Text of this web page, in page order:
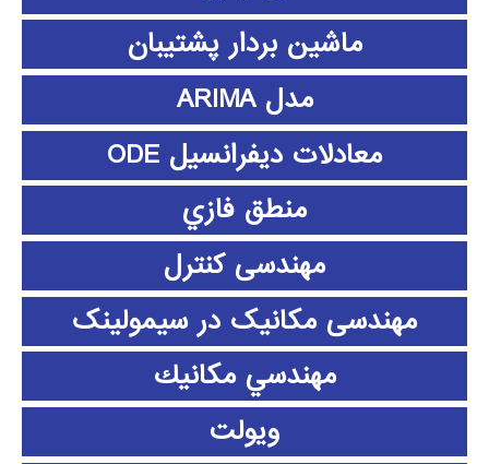
ماشین بردار پشتیبان
مدل ARIMA
معادلات دیفرانسیل ODE
منطق فازي
مهندسی کنترل
مهندسی مکانیک در سیمولینک
مهندسي مكانيك
ویولت